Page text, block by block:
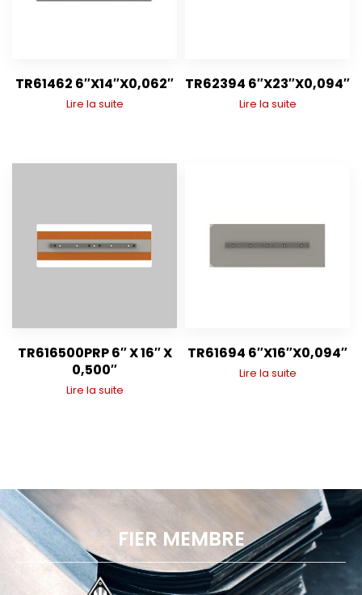
TR61462 6″X14″X0,062″
Lire la suite
TR62394 6″X23″X0,094″
Lire la suite
TR616500PRP 6″ X 16″ X
0,500″
Lire la suite
TR61694 6″X16″X0,094″
Lire la suite
FIER MEMBRE